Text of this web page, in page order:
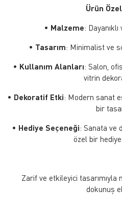
Ürün
• Malzeme:
• Tasarım: Minimalist ve
• Kullanım Alanları: Salon,
vitrin
• Dekoratif Etki: Modern sanat
bir
• Hediye Seçeneği: Sanata ve
özel bir
Zarif ve etkileyici tasarımıyla
dokunuş